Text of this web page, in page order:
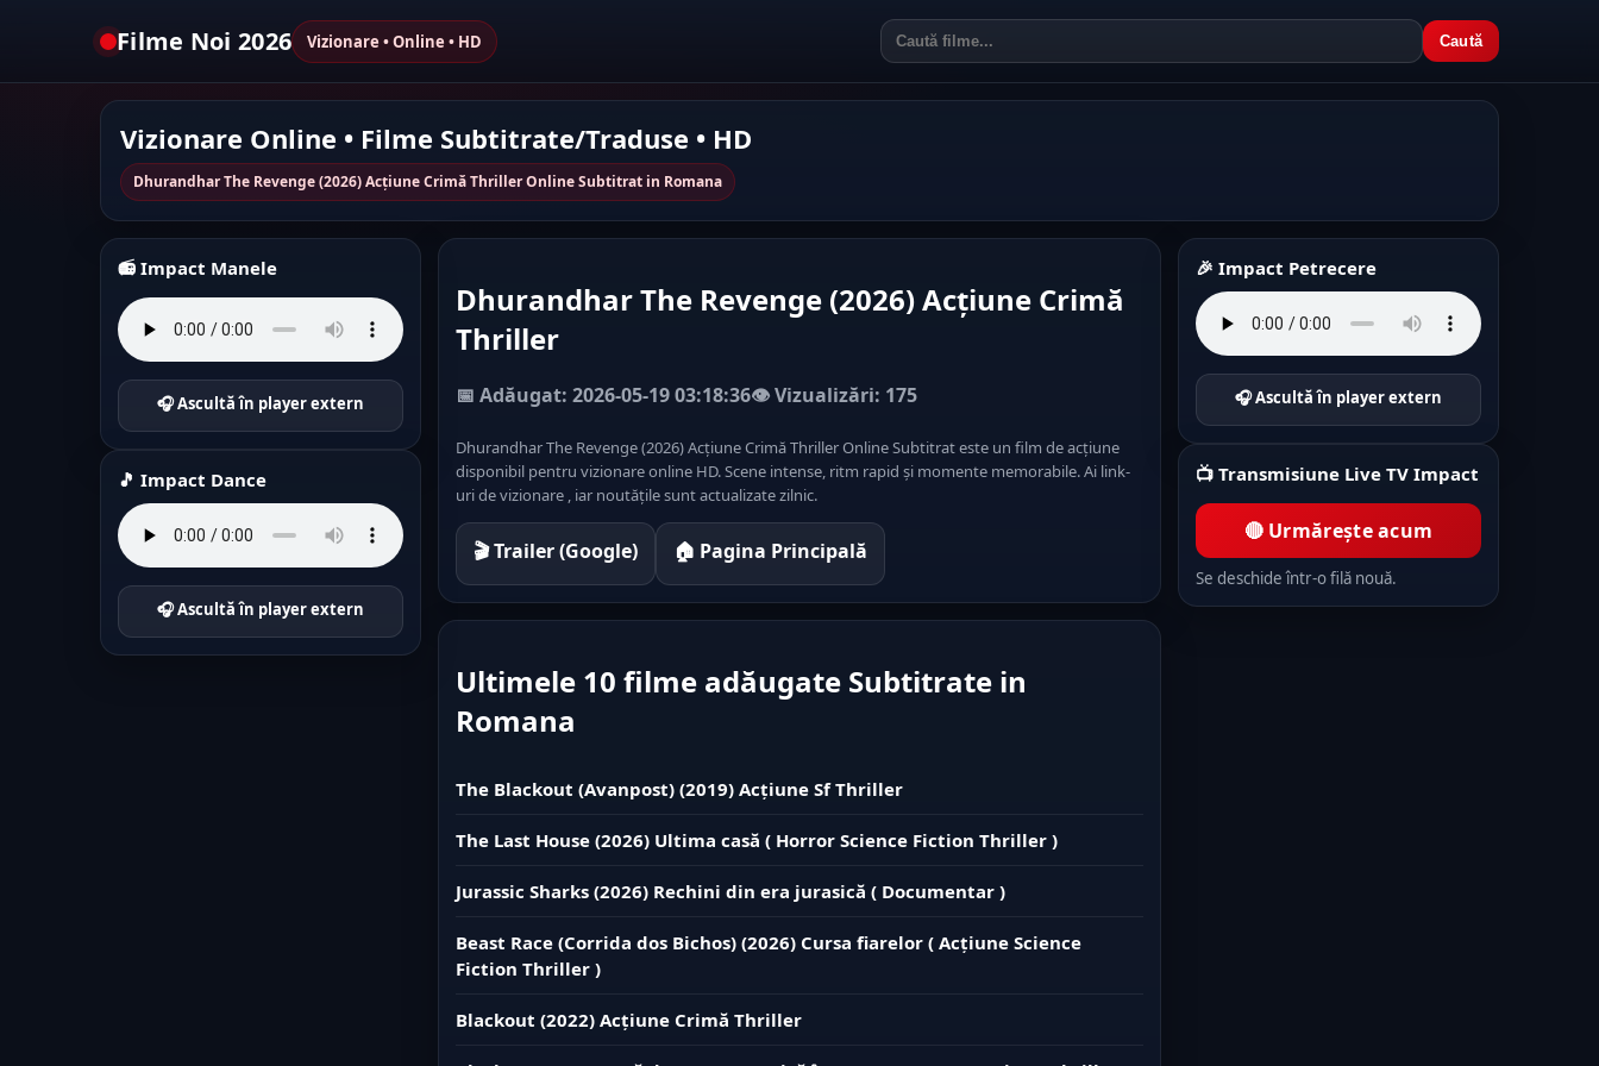
Filme Noi 2026 Vizionare • Online • HD Caută
Vizionare Online • Filme Subtitrate/Traduse • HD
Dhurandhar The Revenge (2026) Acțiune Crimă Thriller Online Subtitrat in Romana
📻 Impact Manele
🎧 Ascultă în player extern
🎵 Impact Dance
🎧 Ascultă în player extern
Dhurandhar The Revenge (2026) Acțiune Crimă
Thriller
📅 Adăugat: 2026-05-19 03:18:36👁️ Vizualizări: 175
Dhurandhar The Revenge (2026) Acțiune Crimă Thriller Online Subtitrat este un film de acțiune
disponibil pentru vizionare online HD. Scene intense, ritm rapid și momente memorabile. Ai link-
uri de vizionare , iar noutățile sunt actualizate zilnic.
🎬 Trailer (Google) 🏠 Pagina Principală
Ultimele 10 filme adăugate Subtitrate in
Romana
The Blackout (Avanpost) (2019) Acțiune Sf Thriller
The Last House (2026) Ultima casă ( Horror Science Fiction Thriller )
Jurassic Sharks (2026) Rechini din era jurasică ( Documentar )
Beast Race (Corrida dos Bichos) (2026) Cursa fiarelor ( Acțiune Science
Fiction Thriller )
Blackout (2022) Acțiune Crimă Thriller
🎉 Impact Petrecere
🎧 Ascultă în player extern
📺 Transmisiune Live TV Impact
🔴 Urmărește acum
Se deschide într-o filă nouă.